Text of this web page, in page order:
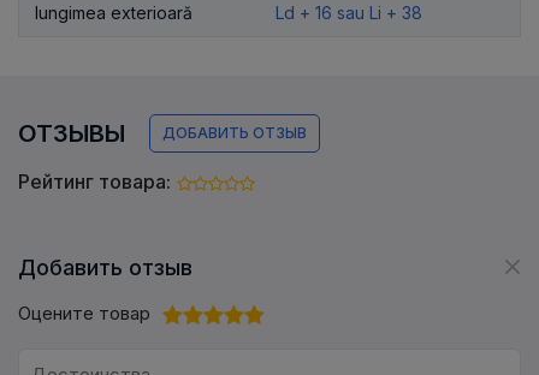
lungimea exterioară Ld + 16 sau Li + 38
ОТЗЫВЫ ДОБАВИТЬ ОТЗЫВ
Рейтинг товара:
Добавить отзыв
Оцените товар